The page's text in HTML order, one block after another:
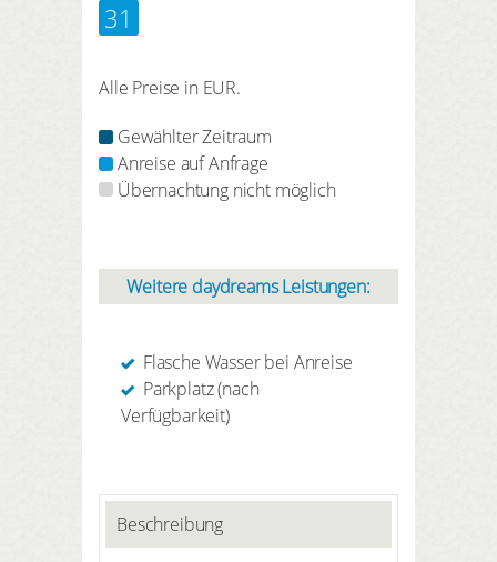
31
Alle Preise in EUR.
Gewählter Zeitraum
Anreise auf Anfrage
Übernachtung nicht möglich
Weitere daydreams Leistungen:
Flasche Wasser bei Anreise
Parkplatz (nach
Verfügbarkeit)
Beschreibung